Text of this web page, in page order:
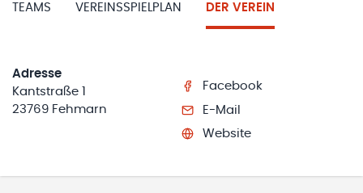
TEAMS VEREINSSPIELPLAN DER VEREIN
Adresse
Kantstraße 1
23769 Fehmarn
Facebook
E-Mail
Website